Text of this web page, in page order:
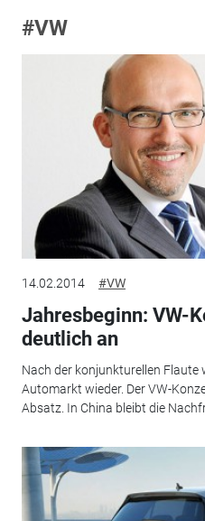
#VW
14.02.2014 #VW
Jahresbeginn: VW-
deutlich an
Nach der konjunkturellen Flaute
Automarkt wieder. Der VW-
Absatz. In China bleibt die